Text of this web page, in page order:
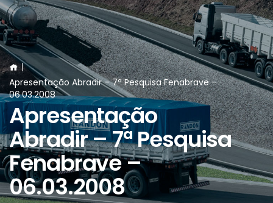
Apresentação Abradir – 7ª Pesquisa Fenabrave –
06.03.2008
Apresentação
Abradir – 7ª Pesquisa
Fenabrave –
06.03.2008